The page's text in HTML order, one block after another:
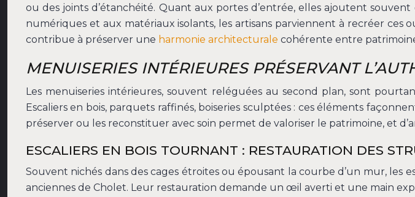
ou des joints d’étanchéité. Quant aux portes d’entrée, elles ajoutent
numériques et aux matériaux isolants, les artisans parviennent à recréer ces
contribue à préserver une harmonie architecturale cohérente entre
MENUISERIES INTÉRIEURES PRÉSERVANT
Les menuiseries intérieures, souvent reléguées au second plan, sont
Escaliers en bois, parquets raffinés, boiseries sculptées : ces éléments
préserver ou les reconstituer avec soin permet de valoriser le patrimoine, et
ESCALIERS EN BOIS TOURNANT : RESTAURATION DES
Souvent nichés dans des cages étroites ou épousant la courbe d’un mur, les
anciennes de Cholet. Leur restauration demande un œil averti et une main